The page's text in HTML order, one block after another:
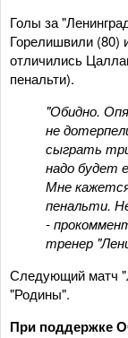
Голы за
Горелишвили (80)
отличились
пенальти).
"Обидно.
не
сыграть
надо будет
Мне
пенальти.
-
тренер
Следующий матч
"Родины".
При поддержке